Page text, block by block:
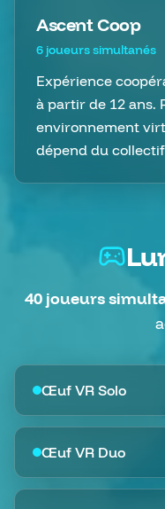
Ascent Coop
6 joueurs simultanés
Expérience
à partir de 12 ans.
environnement
dépend du
40 joueurs
Œuf VR Solo
Œuf VR Duo